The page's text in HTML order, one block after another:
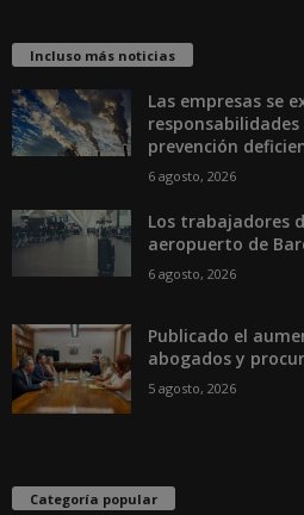
Incluso más noticias
Las empresas se
prevención
6 agosto, 2026
Los trabajadores
aeropuerto de
6 agosto, 2026
Publicado el
abogados y
5 agosto, 2026
Categoría popular